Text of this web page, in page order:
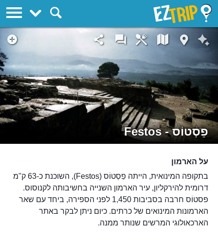
פֵסְטוֹס - Festos
על הארמון
בתקופה המינואית, הייתה פֵסְטוֹס (Festos), השוכנת כ-63 ק"מ
דרומית להירקליון, עיר הארמון השנייה בחשיבותה לקנוסוס.
פסטוֹס חרבה בסביבות 1,450 לפני הספירה, ביחד עם שאר
הארמונות המינואים של כרתים. כיום ניתן לבקר באתר
הארכאולוגי המרשים שנותר ממנה.
EZTrip